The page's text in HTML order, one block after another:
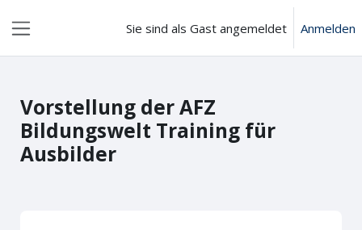
Sie sind als Gast angemeldet Anmelden
Vorstellung der AFZ
Bildungswelt Training für
Ausbilder